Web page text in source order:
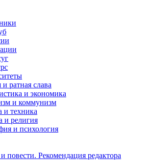
ратная слава
и экономика
и коммунизм
и техника
и религия
и психология
повести. Рекомендация редактора